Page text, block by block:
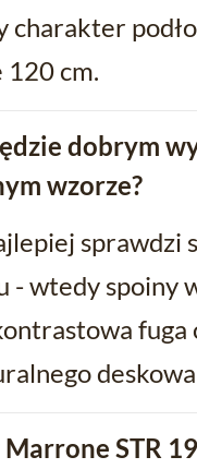
120 cm.
dobrym
wzorze?
sprawdzi
- wtedy spoiny
STR